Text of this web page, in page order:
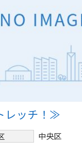
レッチ！≫
中央区